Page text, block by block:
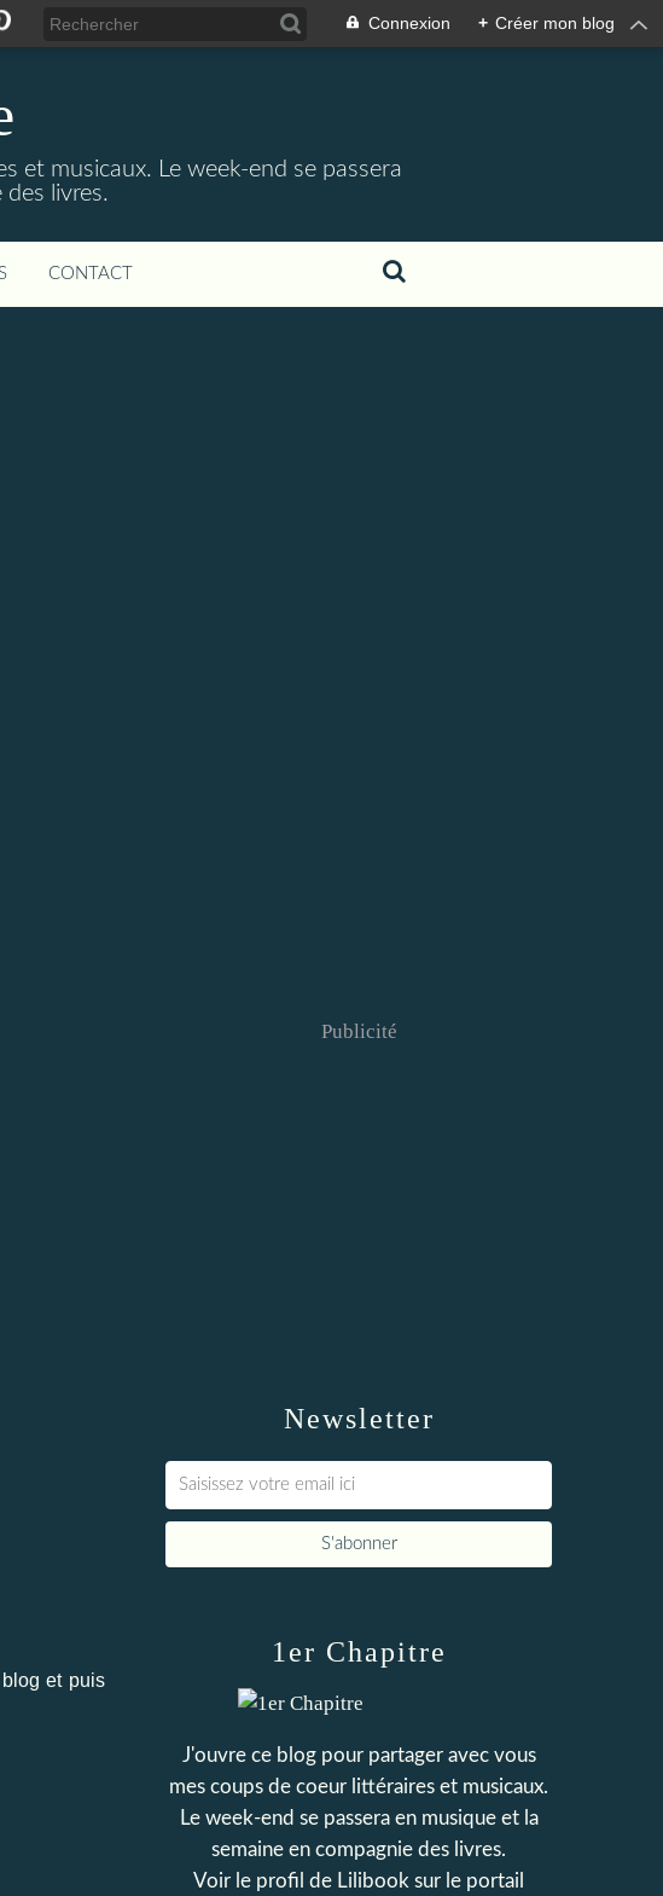
Connexion + Créer mon blog
et musicaux. Le week-end se passera
des livres.
CONTACT
et puis
Newsletter
Publicité
1er Chapitre
J'ouvre ce blog pour partager avec vous
mes coups de coeur littéraires et musicaux.
Le week-end se passera en musique et la
semaine en compagnie des livres.
Voir le profil de Lilibook sur le portail